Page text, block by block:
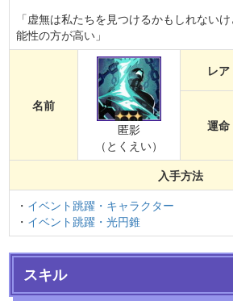
「虚無は私たちを見つけるかもしれない
能性の方が高い」
名前
匿影
（とくえい）
レア
運命
入手方法
・ イベント跳躍・キャラクター
・ イベント跳躍・光円錐
スキル